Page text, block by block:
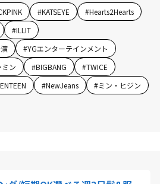
#KATSEYE #Hearts2Hearts
#ILLIT
#YGエンターテインメント
ン #BIGBANG #TWICE
#NewJeans #ミン・ヒジン